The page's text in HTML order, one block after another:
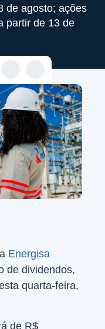
de agosto; ações
partir de 13 de
Energisa
de dividendos,
quarta-feira,
de R$